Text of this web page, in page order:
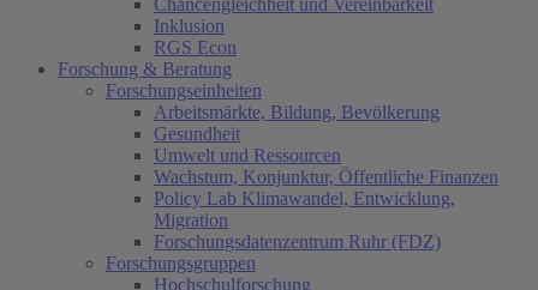
Chancengleichheit und Vereinbarkeit
Inklusion
RGS Econ
Forschung & Beratung
Forschungseinheiten
Arbeitsmärkte, Bildung, Bevölkerung
Gesundheit
Umwelt und Ressourcen
Wachstum, Konjunktur, Öffentliche Finanzen
Policy Lab Klimawandel, Entwicklung,
Migration
Forschungsdatenzentrum Ruhr (FDZ)
Forschungsgruppen
Hochschulforschung